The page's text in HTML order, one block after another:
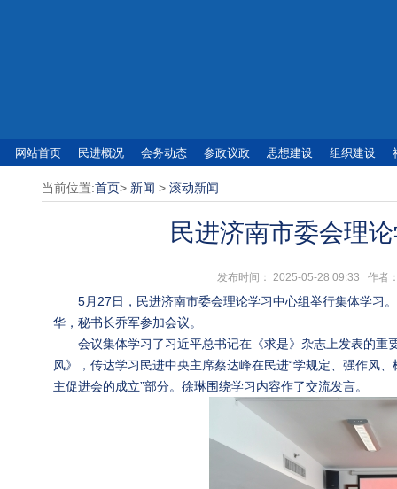
网站首页 民进概况 会务动态 参政议政 思想建设 组织建设
当前位置:首页> 新闻>滚动新闻
民进济南市委会理
发布时间： 2025-05-28 09:33 作者
5月27日，民进济南市委会理论学习中心组举行集体学习
华，秘书长乔军参加会议。
会议集体学习了习近平总书记在《求是》杂志上发表的
风》，传达学习民进中央主席蔡达峰在民进“学规定、强作风
主促进会的成立”部分。徐琳围绕学习内容作了交流发言。